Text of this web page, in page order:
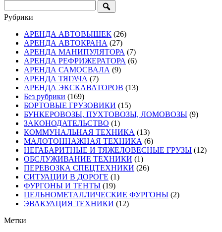
Рубрики
АРЕНДА АВТОВЫШЕК (26)
АРЕНДА АВТОКРАНА (27)
АРЕНДА МАНИПУЛЯТОРА (7)
АРЕНДА РЕФРИЖЕРАТОРА (6)
АРЕНДА САМОСВАЛА (9)
АРЕНДА ТЯГАЧА (7)
АРЕНДА ЭКСКАВАТОРОВ (13)
Без рубрики (169)
БОРТОВЫЕ ГРУЗОВИКИ (15)
БУНКЕРОВОЗЫ, ПУХТОВОЗЫ, ЛОМОВОЗЫ (9)
ЗАКОНОДАТЕЛЬСТВО (1)
КОММУНАЛЬНАЯ ТЕХНИКА (13)
МАЛОТОННАЖНАЯ ТЕХНИКА (6)
НЕГАБАРИТНЫЕ И ТЯЖЕЛОВЕСНЫЕ ГРУЗЫ (12)
ОБСЛУЖИВАНИЕ ТЕХНИКИ (1)
ПЕРЕВОЗКА СПЕЦТЕХНИКИ (26)
СИТУАЦИИ В ДОРОГЕ (1)
ФУРГОНЫ И ТЕНТЫ (19)
ЦЕЛЬНОМЕТАЛЛИЧЕСКИЕ ФУРГОНЫ (2)
ЭВАКУАЦИЯ ТЕХНИКИ (12)
Метки